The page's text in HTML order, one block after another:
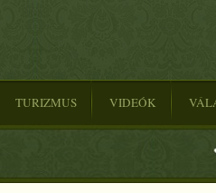
TURIZMUS VIDEÓK